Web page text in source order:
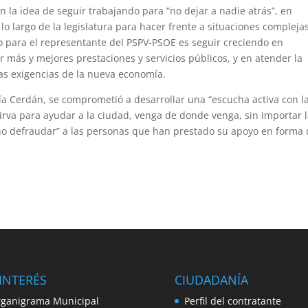
la idea de seguir trabajando para “no dejar a nadie atrás”, en
largo de la legislatura para hacer frente a situaciones
el representante del PSPV-PSOE es seguir creciendo en
y mejores prestaciones y servicios públicos, y en atender la
exigencias de la nueva economía.
Cerdán, se comprometió a desarrollar una “escucha activa con
para ayudar a la ciudad, venga de donde venga, sin importar
defraudar” a las personas que han prestado su apoyo en forma
Municipal
CIUDADANÍA
Perfil del contratante